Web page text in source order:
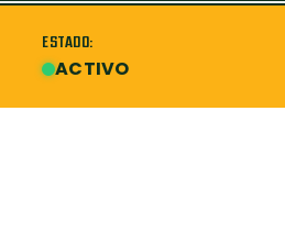
ESTADO:
ACTIVO